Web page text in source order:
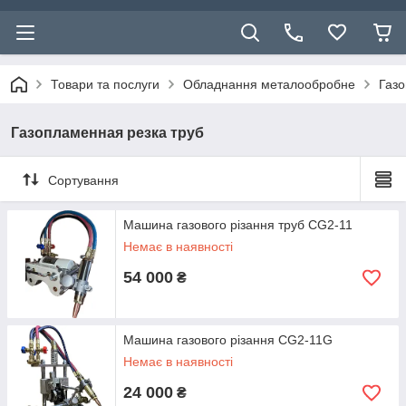
Товари та послуги Обладнання металообробне
Газопламенная резка труб
Сортування
Машина газового різання труб CG2-11
Немає в наявності
54 000 ₴
Машина газового різання CG2-11G
Немає в наявності
24 000 ₴